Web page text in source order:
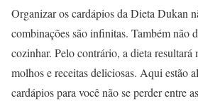
Organizar os cardápios da Dieta Dukan
combinações são infinitas. Também não
cozinhar. Pelo contrário, a dieta resultará
molhos e receitas deliciosas. Aqui estão
cardápios para você não se perder entre